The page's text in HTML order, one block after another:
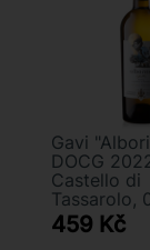
Gavi
DOCG
Castello di
Tassarolo,
459 Kč